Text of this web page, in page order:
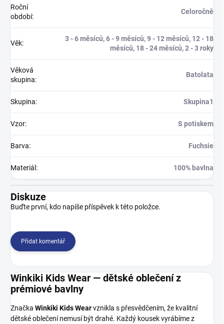
Roční
období:
Celoročně
Věk:
3 - 6 měsíců, 6 - 9 měsíců, 9 - 12 měsíců, 12 - 18
měsíců, 18 - 24 měsíců, 2 - 3 roky
Věková
skupina:
Batolata
Skupina: Skupina1
Vzor: S potiskem
Barva: Fuchsie
Materiál : 100% bavlna
Diskuze
Buďte první, kdo napíše příspěvek k této položce.
Přidat komentář
Winkiki Kids Wear — dětské oblečení z
prémiové bavlny
Značka Winkiki Kids Wearvznikla s přesvědčením, že kvalitní
dětské oblečení nemusí být drahé. Každý kousek vyrábíme z